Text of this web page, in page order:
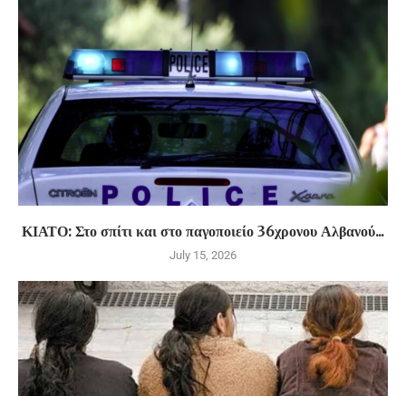
ΚΙΑΤΟ: Στο σπίτι και στο παγοποιείο 36χρονου Αλβανού...
July 15, 2026